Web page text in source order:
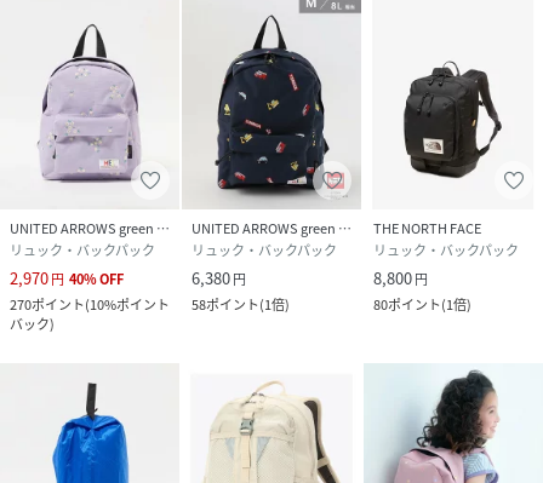
UNITED ARROWS green label relaxing
リュック・バックパック
2,970円 40%OFF
270ポイント(10%ポイント
バック)
UNITED ARROWS green label relaxing
リュック・バックパック
6,380円
58ポイント(1倍)
THE NORTH FACE
リュック・バックパック
8,800円
80ポイント(1倍)